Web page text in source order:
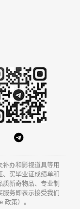
办和影视道具等用
买毕业证成绩单和
新奇物品、专业制
务即表示接受我们
政策）。